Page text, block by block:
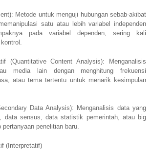
Metode untuk menguji hubungan sebab-akibat
satu atau lebih variabel independen
pada variabel dependen, sering kali
(Quantitative Content Analysis): Menganalisis
media lain dengan menghitung frekuensi
atau tema tertentu untuk menarik kesimpulan
Data Analysis): Menganalisis data yang
data sensus, data statistik pemerintah, atau big
penelitian baru.
(Interpretatif)